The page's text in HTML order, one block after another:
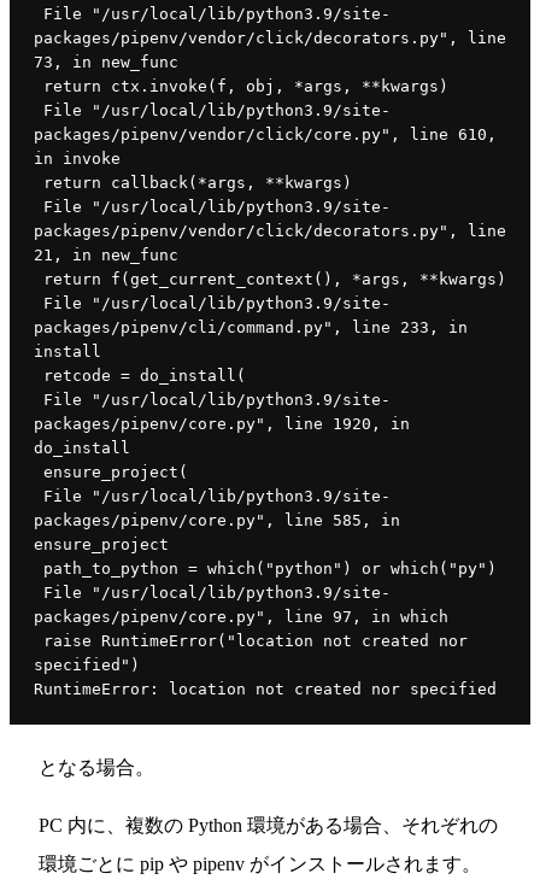
packages/pipenv/vendor/click/decorators.py", line
73, in new_func
return ctx.invoke(f, obj, *args, **kwargs)
packages/pipenv/vendor/click/core.py", line 610,
in invoke
return callback(*args, **kwargs)
packages/pipenv/vendor/click/decorators.py", line
21, in new_func
return f(get_current_context(), *args, **kwargs)
packages/pipenv/cli/command.py", line 233, in
install
retcode = do_install(
packages/pipenv/core.py", line 1920, in
do_install
ensure_project(
packages/pipenv/core.py", line 585, in
ensure_project
path_to_python = which("python") or which("py")
packages/pipenv/core.py", line 97, in which
specified")
RuntimeError: location not created nor specified
となる場合。
PC 内に、複数の Python 環境がある場合、それぞれの
環境ごとに pip や pipenv がインストールされます。